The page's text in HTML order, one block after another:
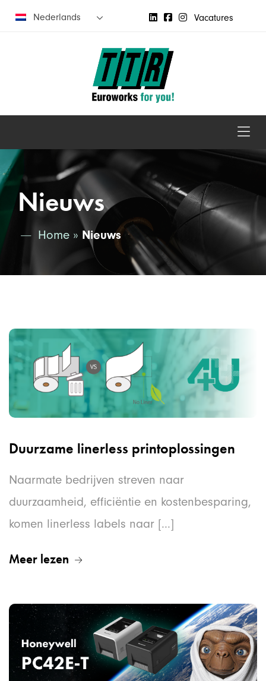
Nederlands Vacatures
Nieuws
Home » Nieuws
Duurzame linerless printoplossingen
Naarmate bedrijven streven naar
duurzaamheid, efficiëntie en kostenbesparing,
komen linerless labels naar [...]
Meer lezen